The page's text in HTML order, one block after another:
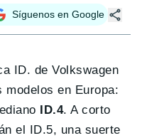
Síguenos en Google
ID. de Volkswagen
en Europa:
ID.4. A corto
el ID.5, una suerte